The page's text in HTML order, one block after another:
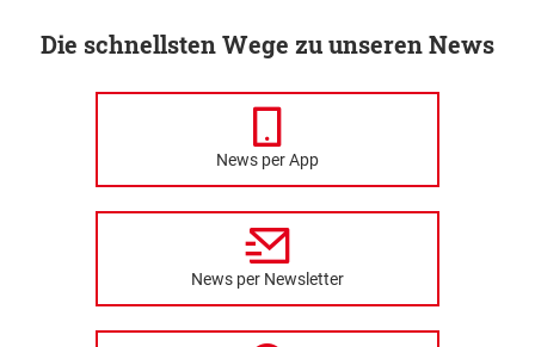
Die schnellsten Wege zu unseren News
News per App
News per Newsletter